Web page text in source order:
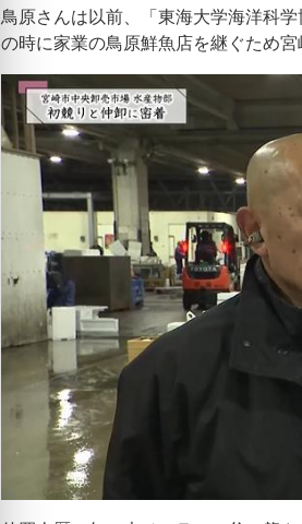
鳥原さんは以前、「東海大学海洋科
の時に家業の鳥原鮮魚店を継ぐため宮